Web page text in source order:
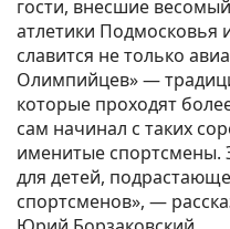
гости, внесшие
атлетики Подмосковья
славится не только
Олимпийцев» —
которые проходят
сам начинал с таких
именитые спортсмены.
для детей,
спортсменов», —